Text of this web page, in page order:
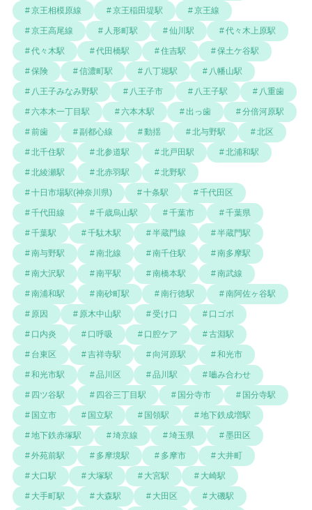
京王相模原線 京王稲田堤駅 京王線
京王高尾線 人形町駅 仙川駅 代々木上原駅
代々木駅 代田橋駅 住吉駅 保土ケ谷駅
保険 信濃町駅 八丁堀駅 八幡山駅
八王子みなみ野駅 八王子市 八王子駅 八重歯
六本木一丁目駅 六本木駅 出っ歯 分倍河原駅
前歯 副都心線 動揺 北与野駅 北区
北千住駅 北参道駅 北戸田駅 北浦和駅
北綾瀬駅 北赤羽駅 北野駅
十日市場駅(神奈川県) 十条駅 千代田区
千代田線 千歳烏山駅 千葉市 千葉県
千葉駅 千駄木駅 半蔵門線 半蔵門駅
南与野駅 南北線 南千住駅 南多摩駅
南大沢駅 南平駅 南橋本駅 南武線
南浦和駅 南砂町駅 南行徳駅 南阿佐ヶ谷駅
原因 原木中山駅 受け口 口ゴボ
口内炎 口呼吸 口腔ケア 古淵駅
台東区 吉祥寺駅 向河原駅 和光市
和光市駅 品川区 品川駅 嚙み合わせ
四ツ谷駅 四谷三丁目駅 国分寺市 国分寺駅
国立市 国立駅 国領駅 地下鉄成増駅
地下鉄赤塚駅 埼京線 埼玉県 墨田区
外苑前駅 多摩境駅 多摩市 大井町
大口駅 大塚駅 大宮駅 大崎駅
大手町駅 大森駅 大田区 大磯駅